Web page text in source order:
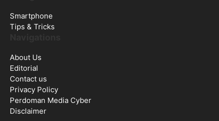
Smartphone
Tips & Tricks
About Us
Editorial
Contact us
Privacy Policy
Perdoman Media Cyber
Disclaimer